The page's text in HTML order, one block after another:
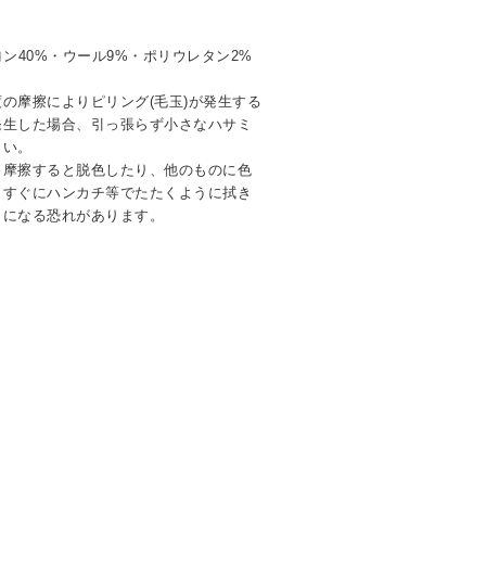
40%・ウール9%・ポリウレタン2%
摩擦によりピリング(毛玉)が発生する
した場合、引っ張らず小さなハサミ
。
擦すると脱色したり、他のものに色
ぐにハンカチ等でたたくように拭き
なる恐れがあります。